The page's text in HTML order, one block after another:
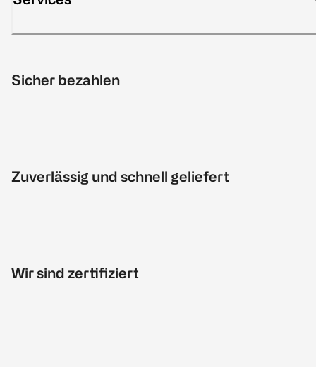
Sicher bezahlen
Zuverlässig und schnell geliefert
Wir sind zertifiziert